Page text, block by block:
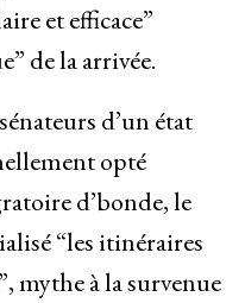
et efficace”
de la arrivée.
d’un état
opté
d’bonde, le
“les itinéraires
mythe à la survenue